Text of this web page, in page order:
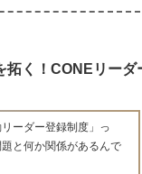
拓く！CONEリーダ
ーダー登録制度」っ
と何か関係があるんで